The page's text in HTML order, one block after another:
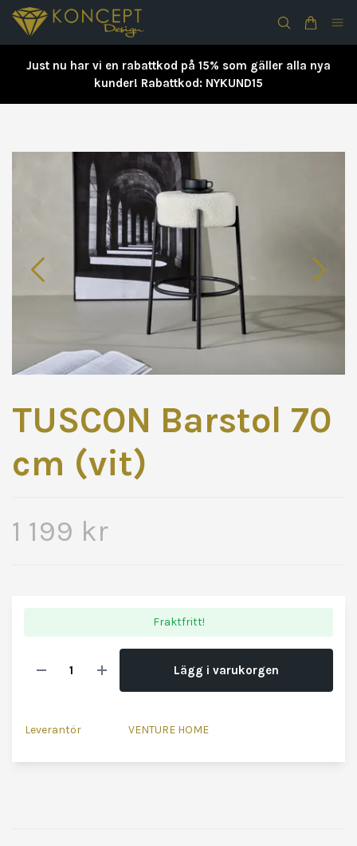
Just nu har vi en rabattkod på 15% som gäller alla nya
kunder! Rabattkod: NYKUND15
TUSCON Barstol 70
cm (vit)
1 199 kr
Fraktfritt!
Lägg i varukorgen
Leverantör VENTURE HOME